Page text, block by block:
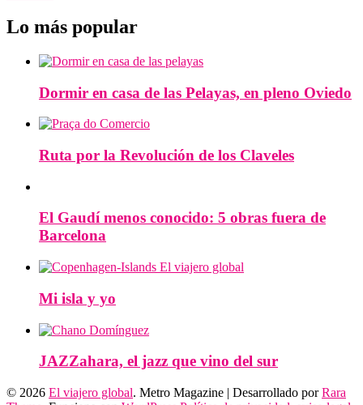
Lo más popular
Dormir en casa de las Pelayas, en pleno Oviedo
Ruta por la Revolución de los Claveles
El Gaudí menos conocido: 5 obras fuera de
Barcelona
Mi isla y yo
JAZZahara, el jazz que vino del sur
© 2026 El viajero global. Metro Magazine | Desarrollado porRara